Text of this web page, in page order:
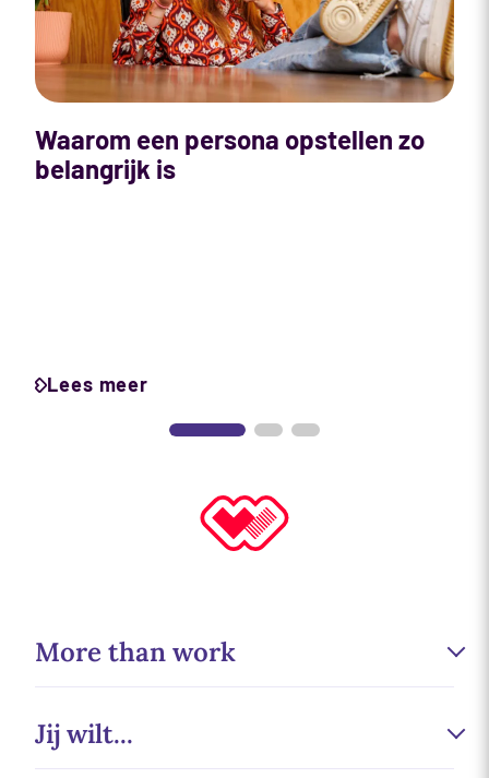
Waarom een persona opstellen zo
belangrijk is
Lees meer
More than work
Werken bij
Duurzaamheid
Jij wilt...